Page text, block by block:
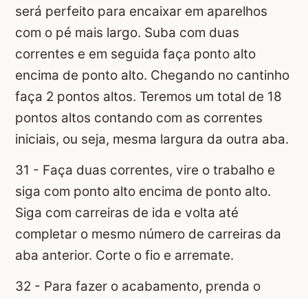
será perfeito para encaixar em aparelhos
com o pé mais largo. Suba com duas
correntes e em seguida faça ponto alto
encima de ponto alto. Chegando no cantinho
faça 2 pontos altos. Teremos um total de 18
pontos altos contando com as correntes
iniciais, ou seja, mesma largura da outra aba.
31 - Faça duas correntes, vire o trabalho e
siga com ponto alto encima de ponto alto.
Siga com carreiras de ida e volta até
completar o mesmo número de carreiras da
aba anterior. Corte o fio e arremate.
32 - Para fazer o acabamento, prenda o